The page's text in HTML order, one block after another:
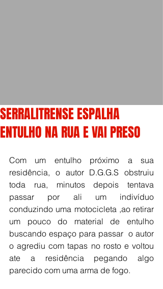
SERRALITRENSE ESPALHA
ENTULHO NA RUA E VAI PRESO
Com um entulho próximo a sua
residência, o autor D.G.G.S obstruiu
toda rua, minutos depois tentava
passar por ali um indivíduo
conduzindo uma motocicleta ,ao retirar
um pouco do material de entulho
buscando espaço para passar  o autor
o agrediu com tapas no rosto e voltou
ate a residência pegando algo
parecido com uma arma de fogo.